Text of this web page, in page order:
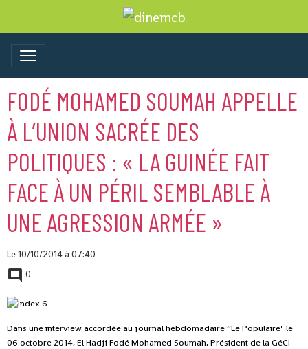
FODÉ MOHAMED SOUMAH APPELLE
À L’UNION SACRÉE DES
POLITIQUES : « LA GUINÉE FAIT
FACE À UN PÉRIL SEMBLABLE À
UNE AGRESSION ARMÉE »
Le 10/10/2014à 07:40
0
Dans une interview accordée au journal hebdomadaire ‘’Le Populaire" le
06 octobre 2014, El Hadji Fodé Mohamed Soumah, Président de la GéCI